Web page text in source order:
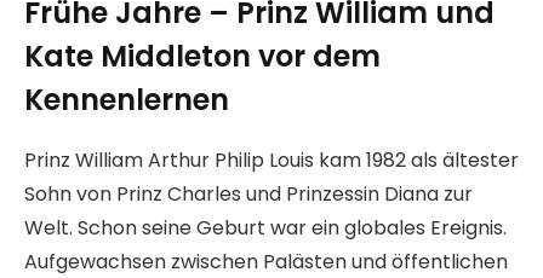
Frühe Jahre – Prinz William und
Kate Middleton vor dem
Kennenlernen
Prinz William Arthur Philip Louis kam 1982 als ältester
Sohn von Prinz Charles und Prinzessin Diana zur
Welt. Schon seine Geburt war ein globales Ereignis.
Aufgewachsen zwischen Palästen und öffentlichen